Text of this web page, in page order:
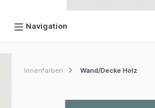
Navigation
Innenfarben Wand/Decke Holz